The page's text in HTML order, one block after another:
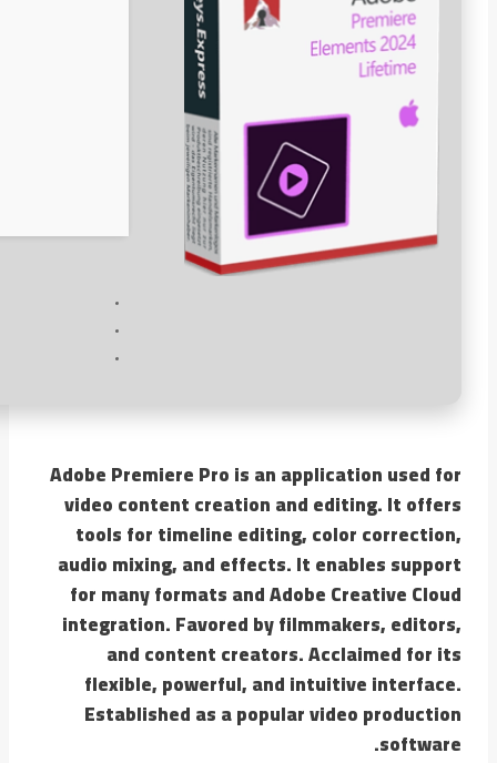
Adobe Premiere Pro is an application used for
video content creation and editing. It offers
tools for timeline editing, color correction,
audio mixing, and effects. It enables support
for many formats and Adobe Creative Cloud
integration. Favored by filmmakers, editors,
and content creators. Acclaimed for its
flexible, powerful, and intuitive interface.
Established as a popular video production
software.